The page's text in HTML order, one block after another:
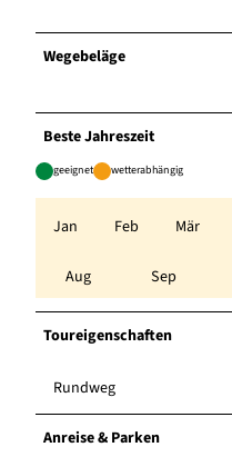
Wegebeläge
Beste Jahreszeit
geeignet wetterabhängig
Jan Feb Mär
Aug Sep
Toureigenschaften
Rundweg
Anreise & Parken